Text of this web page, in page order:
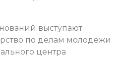
выступают
по делам молодежи
центра